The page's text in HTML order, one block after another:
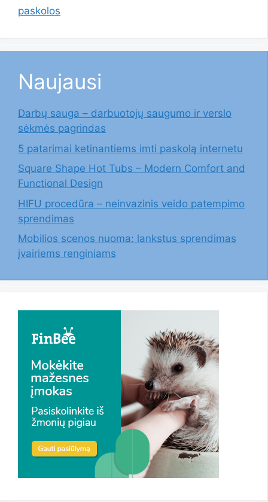
paskolos
Naujausi
Darbų sauga – darbuotojų saugumo ir verslo
sėkmės pagrindas
5 patarimai ketinantiems imti paskolą internetu
Square Shape Hot Tubs – Modern Comfort and
Functional Design
HIFU procedūra – neinvazinis veido patempimo
sprendimas
Mobilios scenos nuoma: lankstus sprendimas
įvairiems renginiams